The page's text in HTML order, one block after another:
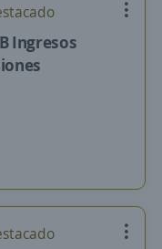
Ingresos